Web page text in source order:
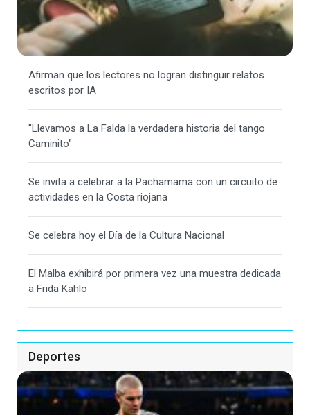
Afirman que los lectores no logran distinguir relatos
escritos por IA
"Llevamos a La Falda la verdadera historia del tango
Caminito"
Se invita a celebrar a la Pachamama con un circuito de
actividades en la Costa riojana
Se celebra hoy el Día de la Cultura Nacional
El Malba exhibirá por primera vez una muestra dedicada
a Frida Kahlo
Deportes